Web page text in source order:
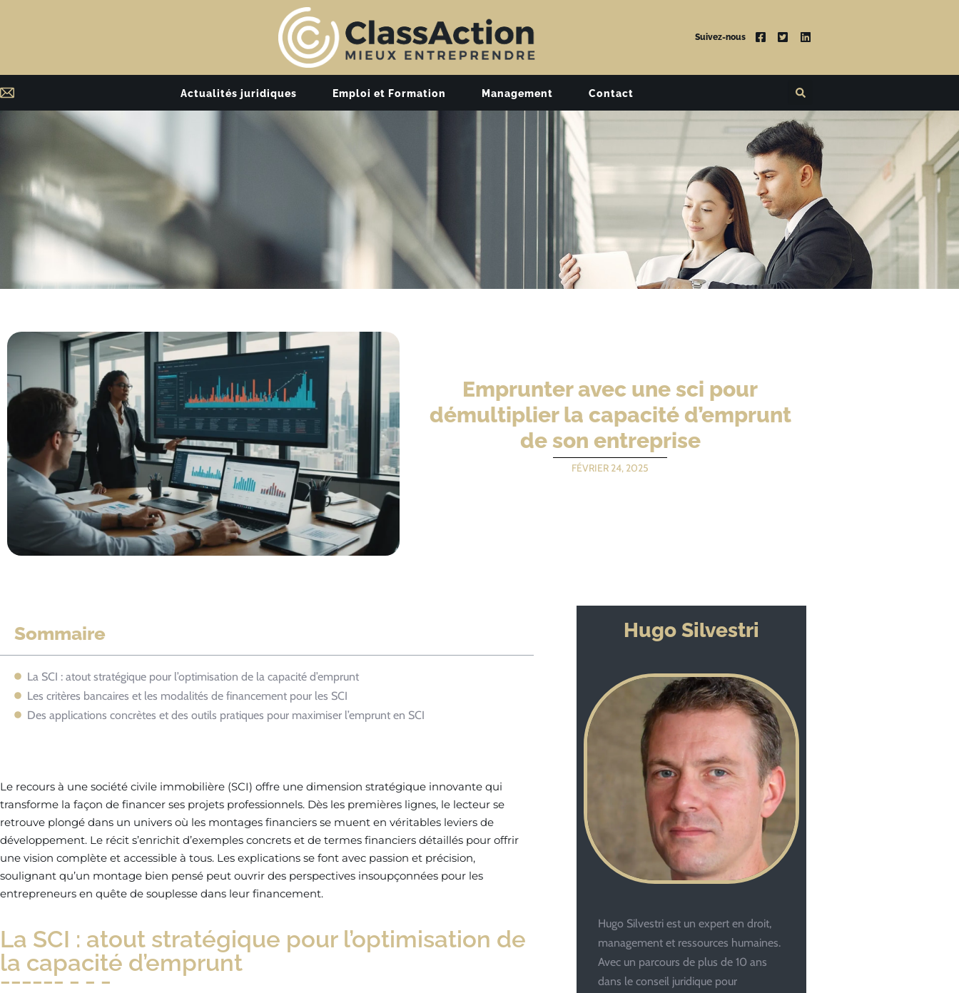
Suivez-nous
Actualités juridiques Emploi et Formation Management Contact
Emprunter avec une sci pour
démultiplier la capacité d’emprunt
de son entreprise
FÉVRIER 24, 2025
Sommaire
La SCI : atout stratégique pour l’optimisation de la capacité d’emprunt
Les critères bancaires et les modalités de financement pour les SCI
Des applications concrètes et des outils pratiques pour maximiser l’emprunt en SCI
Le recours à une société civile immobilière (SCI) offre une dimension stratégique innovante qui
transforme la façon de financer ses projets professionnels. Dès les premières lignes, le lecteur se
retrouve plongé dans un univers où les montages financiers se muent en véritables leviers de
développement. Le récit s’enrichit d’exemples concrets et de termes financiers détaillés pour offrir
une vision complète et accessible à tous. Les explications se font avec passion et précision,
soulignant qu’un montage bien pensé peut ouvrir des perspectives insoupçonnées pour les
entrepreneurs en quête de souplesse dans leur financement.
La SCI : atout stratégique pour l’optimisation de
la capacité d’emprunt
Hugo Silvestri
Hugo Silvestri est un expert en droit,
management et ressources humaines.
Avec un parcours de plus de 10 ans
dans le conseil juridique pour